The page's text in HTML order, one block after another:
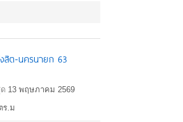
สิต-นครนายก 63
13 พฤษภาคม 2569
ร.ม